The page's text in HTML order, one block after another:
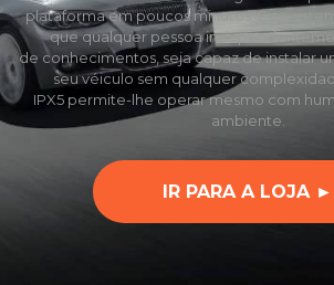
plataforma em poucos minutos. Este
que qualquer pessoa
de conhecimentos, seja capaz de instalar
seu véiculo sem qualquer
IPX5 permite-lhe operar mesmo com
ambiente.
IR PARA A LOJA ►